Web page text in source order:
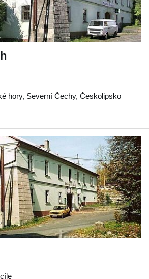
hory, Severní Čechy, Českolipsko